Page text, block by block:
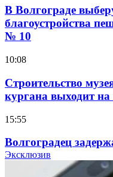
В Волгограде
благоустройства
№ 10
10:08
Строительство
кургана выходит
15:55
Волгоградец
распространение
Эксклюзив